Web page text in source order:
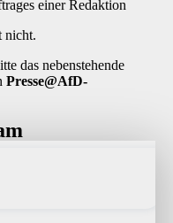
einer Redaktion
nicht.
das nebenstehende
Presse@AfD-